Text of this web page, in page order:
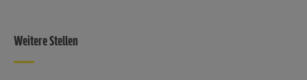
Weitere Stellen